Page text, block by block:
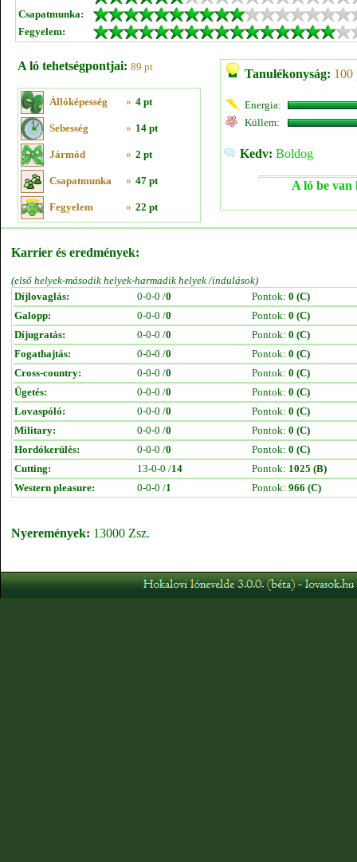
Csapatmunka:
Fegyelem:
A ló tehetségpontjai: 89 pt
Állóképesség » 4 pt
Sebesség » 14 pt
Jármód » 2 pt
Csapatmunka » 47 pt
Fegyelem » 22 pt
Tanulékonyság: 100
Energia:
Küllem:
Kedv: Boldog
A ló be van
Karrier és eredmények:
(első helyek-második helyek-harmadik helyek /indulások)
Díjlovaglás:
0-0-0 /0 Pontok: 0 (C)
Galopp:
0-0-0 /0 Pontok: 0 (C)
Díjugratás:
0-0-0 /0 Pontok: 0 (C)
Fogathajtás:
0-0-0 /0 Pontok: 0 (C)
Cross-country:
0-0-0 /0 Pontok: 0 (C)
Ügetés:
0-0-0 /0 Pontok: 0 (C)
Lovaspóló:
0-0-0 /0 Pontok: 0 (C)
Military:
0-0-0 /0 Pontok: 0 (C)
Hordókerülés:
0-0-0 /0 Pontok: 0 (C)
Cutting:
13-0-0 /14 Pontok: 1025 (B)
Western pleasure:
0-0-0 /1 Pontok: 966 (C)
Nyeremények: 13000 Zsz.